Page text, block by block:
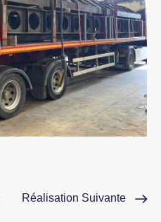
Réalisation Suivante